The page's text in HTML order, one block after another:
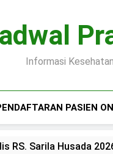
Informasi
PASIEN
RS. Sarila Husada